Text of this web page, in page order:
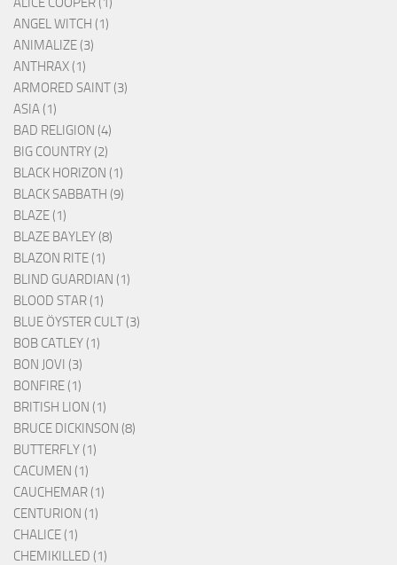
ANGEL WITCH (1)
ANIMALIZE (3)
ANTHRAX (1)
ARMORED SAINT (3)
ASIA (1)
BAD RELIGION (4)
BIG COUNTRY (2)
BLACK HORIZON (1)
BLACK SABBATH (9)
BLAZE (1)
BLAZE BAYLEY (8)
BLAZON RITE (1)
BLIND GUARDIAN (1)
BLOOD STAR (1)
BLUE ÖYSTER CULT (3)
BOB CATLEY (1)
BON JOVI (3)
BONFIRE (1)
BRITISH LION (1)
BRUCE DICKINSON (8)
BUTTERFLY (1)
CACUMEN (1)
CAUCHEMAR (1)
CENTURION (1)
CHALICE (1)
CHEMIKILLED (1)